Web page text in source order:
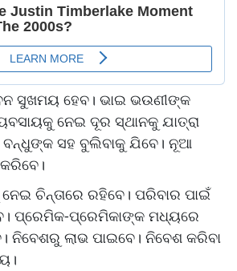
ସୁଖମୟ ହେବ। ଭାଇ ଭଉଣୀଙ୍କ
ନେଇ ଦୂର ସ୍ଥାନକୁ ଯାତ୍ରା
ବନ୍ଧୁଙ୍କ ସହ ବୁଲିବାକୁ ଯିବେ। ନୂଆ
ଚିନ୍ତାରେ ରହିବେ। ପରିବାର ପାଇଁ
ପ୍ରେମିକ-ପ୍ରେମିକାଙ୍କ ମଧ୍ୟରେ
ନିବେଶରୁ ଲାଭ ପାଇବେ। ନିବେଶ କରିବା